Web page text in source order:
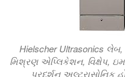
Hielscher Ultrasonics
મિશ્રણ એપ્લિકેશન, વિક્ષેપ,
પ્રદર્શન અલ્ટ્રાસોનિક